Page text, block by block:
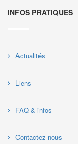
INFOS PRATIQUES
Actualités
Liens
FAQ & infos
Contactez-nous